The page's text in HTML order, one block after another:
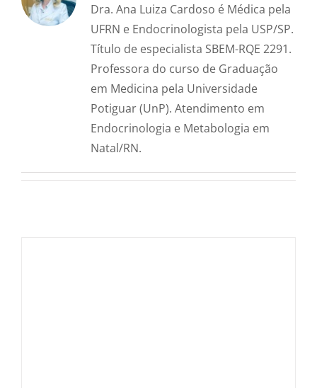
Dra. Ana Luiza Cardoso é Médica pela
UFRN e Endocrinologista pela USP/SP.
Título de especialista SBEM-RQE 2291.
Professora do curso de Graduação
em Medicina pela Universidade
Potiguar (UnP). Atendimento em
Endocrinologia e Metabologia em
Natal/RN.